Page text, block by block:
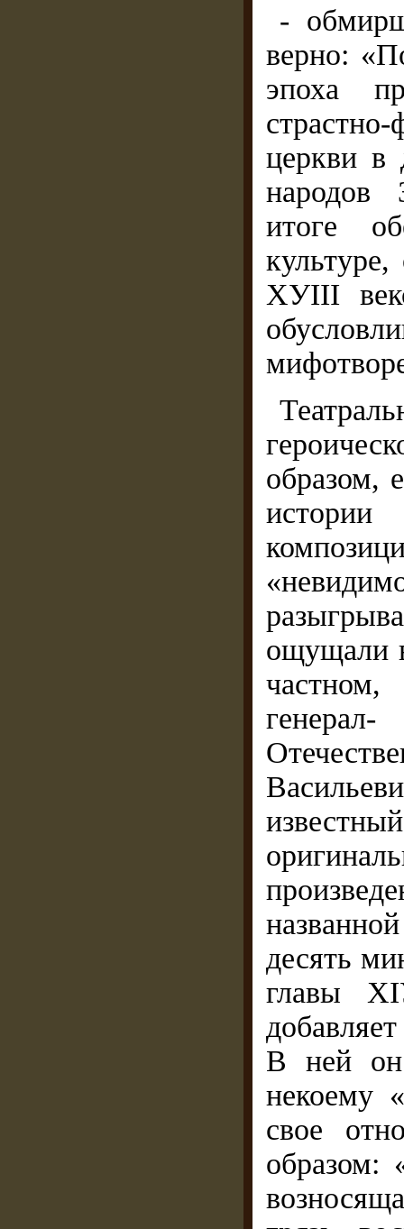
-
верно:
эпоха
церкви в
народов
итоге
ХУІІІ
образом,
ощущали
десять
главы
В ней он
некоему
свое
образом: